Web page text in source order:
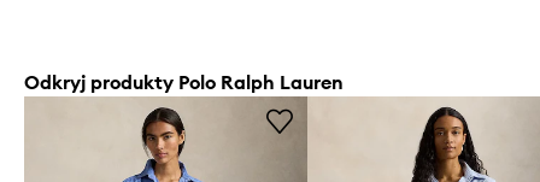
Odkryj produkty Polo Ralph Lauren